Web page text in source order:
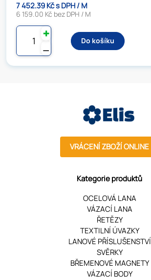
7 452.39 Kč s DPH / M
6 159.00 Kč bez DPH / M
⚊
✚
Do košíku
VRÁCENÍ ZBOŽÍ ONLINE
Kategorie produktů
OCELOVÁ LANA
VÁZACÍ LANA
ŘETĚZY
TEXTILNÍ ÚVAZKY
LANOVÉ PŘÍSLUŠENSTVÍ
SVĚRKY
BŘEMENOVÉ MAGNETY
VÁZACÍ BODY